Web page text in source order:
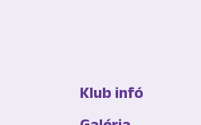
Klub infó